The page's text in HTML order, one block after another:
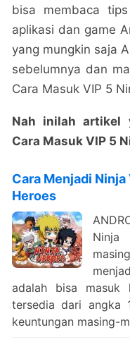
bisa membaca
aplikasi dan game
yang mungkin saja
sebelumnya dan
Cara Masuk VIP 5
Nah inilah artikel
Cara Masuk VIP 5
Cara Menjadi Ninja
Heroes
Ninja
adalah bisa
tersedia dari angka
keuntungan masing-